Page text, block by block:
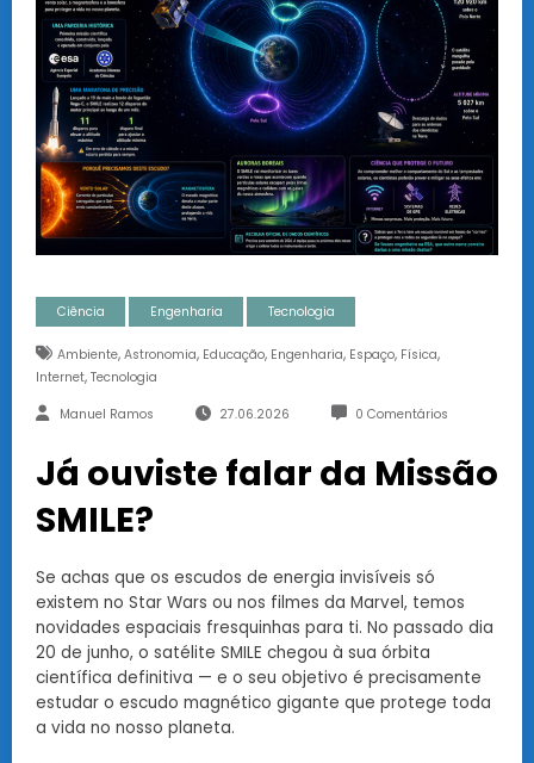
Ciência Engenharia Tecnologia
Ambiente, Astronomia, Educação, Engenharia, Espaço, Física,
Internet, Tecnologia
Manuel Ramos 27.06.2026 0 Comentários
Já ouviste falar da Missão
SMILE?
Se achas que os escudos de energia invisíveis só
existem no Star Wars ou nos filmes da Marvel, temos
novidades espaciais fresquinhas para ti. No passado dia
20 de junho, o satélite SMILE chegou à sua órbita
científica definitiva — e o seu objetivo é precisamente
estudar o escudo magnético gigante que protege toda
a vida no nosso planeta.